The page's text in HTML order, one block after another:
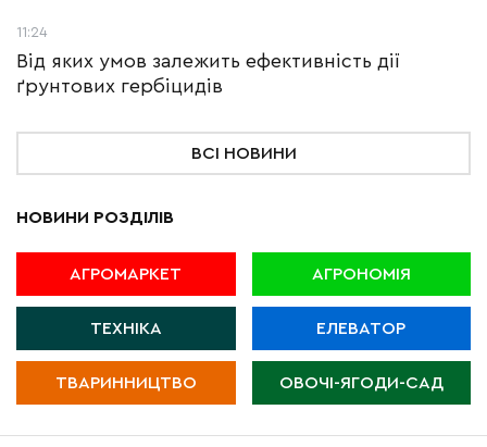
11:24
Від яких умов залежить ефективність дії
ґрунтових гербіцидів
ВСІ НОВИНИ
НОВИНИ РОЗДІЛІВ
АГРОМАРКЕТ АГРОНОМІЯ
ТЕХНІКА ЕЛЕВАТОР
ТВАРИННИЦТВО ОВОЧІ-ЯГОДИ-САД